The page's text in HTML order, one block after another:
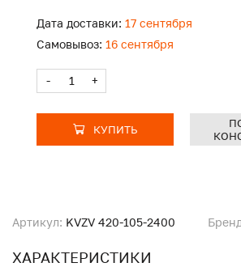
Артикул: KVZV 420-105-2400
ХАРАКТЕРИСТИКИ
Дата доставки: 17 сентября
Самовывоз: 16 сентября
- +
КУПИТЬ